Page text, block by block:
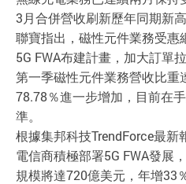
3月合併營收刷新歷年同期新高
聯寶指出，磁性元件業務受惠
5G FWA布建計畫，加大訂單
第一季磁性元件業務營收比重
78.78％進一步增加，目前在
準。
根據集邦科技TrendForce最
電信商積極部署5G FWA發展
規模將達720億美元，年增33